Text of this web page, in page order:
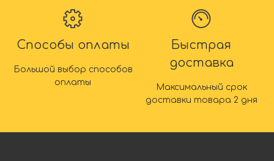
Способы оплаты
Большой выбор способов
оплаты
Быстрая
доставка
Максимальный срок
доставки товара 2 дня